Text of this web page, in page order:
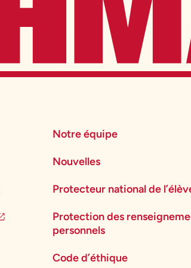
Notre équipe
Nouvelles
Protecteur national de
Protection des
personnels
Code d’éthique